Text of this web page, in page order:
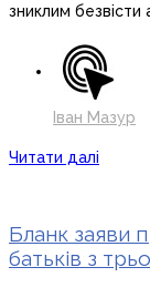
зниклим безвісти
Іван Мазур
Читати далі
Бланк заяви
батьків з